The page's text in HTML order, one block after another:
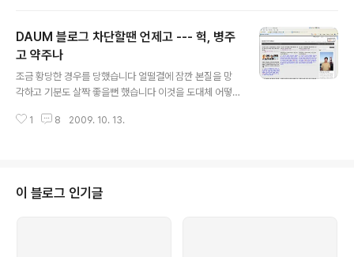
술을 마신상태에서 차량 헤드라이트를 켜지 않은채 55번 도로를 달리다 중앙분
리대를 들이받았고 뒤따라 오던 오토바이 운전자 라이언 달라스 쿡이 불이 꺼진
이씨의 차량을 들이받은뒤 다른 차에 치여 현장에서 숨졌지만 쿡씨에 대해 아무
런 조치도 취하지 않고 달아..
DAUM 블로그 차단할땐 언제고 --- 헉, 병주
고 약주나
조금 황당한 경우를 당했습니다 얼떨결에 잠깐 본질을 망
각하고 기분도 살짝 좋을뻔 했습니다 이것을 도대체 어떻
0만달러 주택구입, 효성 유모 상무 개입등 2건의 글을 올
니다 주식회사 효성으로 부터 명예훼손게시판 삭제요청이
왔다는 공문이었습니다 그런데 바로 어제 참으로 이상한
1 8 2009. 10. 13.
이 블로그 인기글